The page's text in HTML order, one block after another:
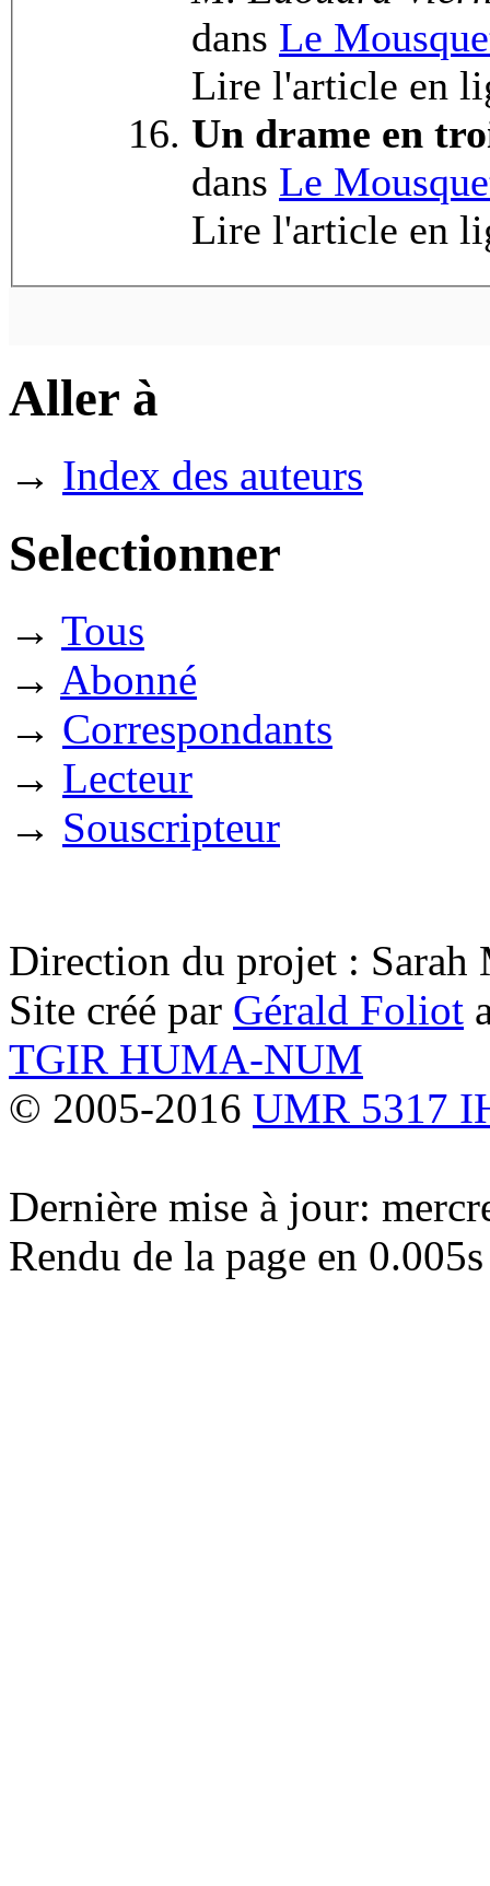
dans Le
Lire l'article en
Un drame en
dans Le
Lire l'article en
Aller à
→ Index des auteurs
Selectionner
→ Tous
→ Abonné
→ Correspondants
→ Lecteur
→ Souscripteur
Direction du projet : Sarah
Site créé par Gérald Foliot
TGIR HUMA-NUM
© 2005-2016 UMR 5317
Dernière mise à jour:
Rendu de la page en 0.005s